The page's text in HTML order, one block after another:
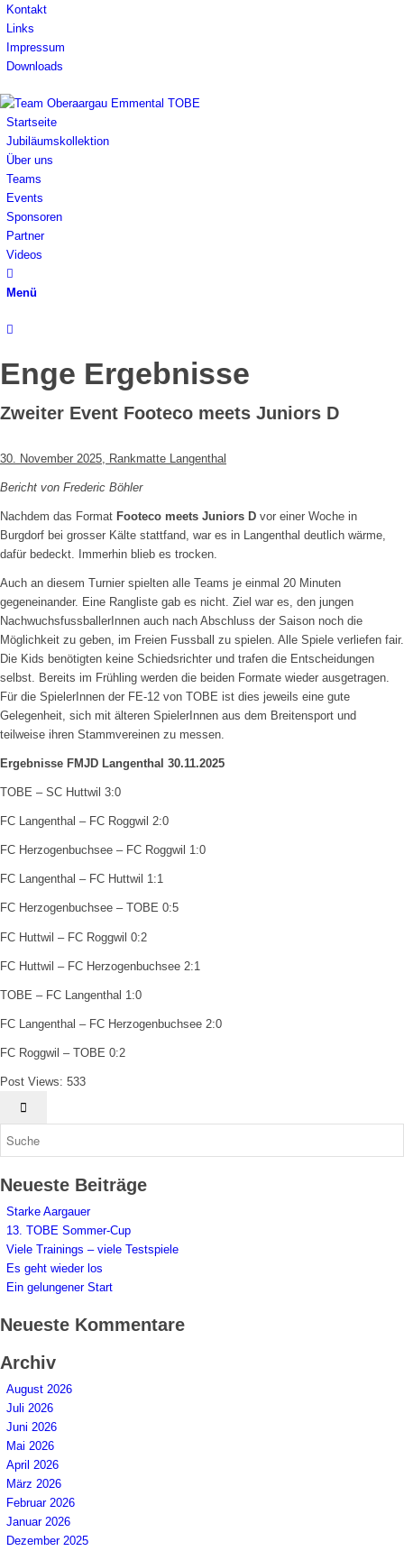
Kontakt
Links
Impressum
Downloads
Startseite
Jubiläumskollektion
Über uns
Teams
Events
Sponsoren
Partner
Videos
Menü
Enge Ergebnisse
Zweiter Event Footeco meets Juniors D
30. November 2025, Rankmatte Langenthal
Bericht von Frederic Böhler
Nachdem das Format Footeco meets Juniors D vor einer Woche in
Burgdorf bei grosser Kälte stattfand, war es in Langenthal deutlich wärme,
dafür bedeckt. Immerhin blieb es trocken.
Auch an diesem Turnier spielten alle Teams je einmal 20 Minuten
gegeneinander. Eine Rangliste gab es nicht. Ziel war es, den jungen
NachwuchsfussballerInnen auch nach Abschluss der Saison noch die
Möglichkeit zu geben, im Freien Fussball zu spielen. Alle Spiele verliefen fair.
Die Kids benötigten keine Schiedsrichter und trafen die Entscheidungen
selbst. Bereits im Frühling werden die beiden Formate wieder ausgetragen.
Für die SpielerInnen der FE-12 von TOBE ist dies jeweils eine gute
Gelegenheit, sich mit älteren SpielerInnen aus dem Breitensport und
teilweise ihren Stammvereinen zu messen.
Ergebnisse FMJD Langenthal 30.11.2025
TOBE – SC Huttwil 3:0
FC Langenthal – FC Roggwil 2:0
FC Herzogenbuchsee – FC Roggwil 1:0
FC Langenthal – FC Huttwil 1:1
FC Herzogenbuchsee – TOBE 0:5
FC Huttwil – FC Roggwil 0:2
FC Huttwil – FC Herzogenbuchsee 2:1
TOBE – FC Langenthal 1:0
FC Langenthal – FC Herzogenbuchsee 2:0
FC Roggwil – TOBE 0:2
Post Views: 533
Neueste Beiträge
Starke Aargauer
13. TOBE Sommer-Cup
Viele Trainings – viele Testspiele
Es geht wieder los
Ein gelungener Start
Neueste Kommentare
Archiv
August 2026
Juli 2026
Juni 2026
Mai 2026
April 2026
März 2026
Februar 2026
Januar 2026
Dezember 2025